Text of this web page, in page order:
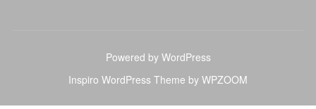
Powered by WordPress
Inspiro WordPress Theme by WPZOOM